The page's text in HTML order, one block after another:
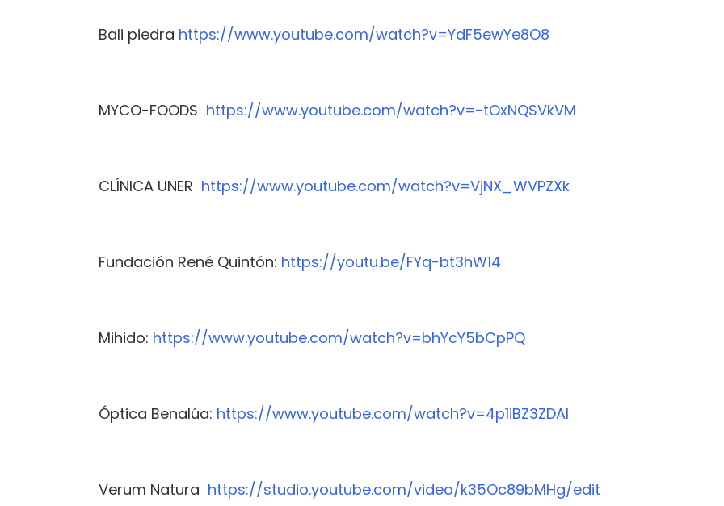
Bali piedra https://www.youtube.com/watch?v=YdF5ewYe8O8
MYCO-FOODS https://www.youtube.com/watch?v=-tOxNQSVkVM
CLÍNICA UNER https://www.youtube.com/watch?v=VjNX_WVPZXk
Fundación René Quintón: https://youtu.be/FYq-bt3hW14
Mihido: https://www.youtube.com/watch?v=bhYcY5bCpPQ
Óptica Benalúa: https://www.youtube.com/watch?v=4p1iBZ3ZDAI
Verum Natura https://studio.youtube.com/video/k35Oc89bMHg/edit